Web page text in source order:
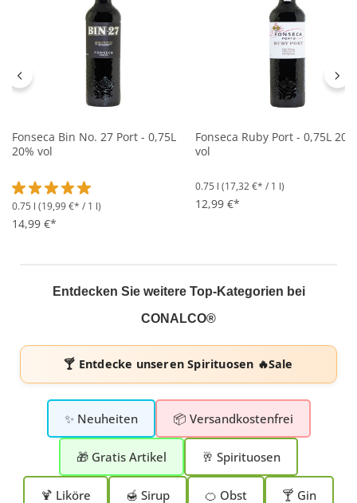
Fonseca Bin No. 27 Port - 0,75L
20% vol
Durchschnittliche Bewertung von 5 von 5 Sternen
0.75 l (19,99 €* / 1 l)
14,99 €*
Fonseca Ruby Port - 0,75L 20%
vol
0.75 l (17,32 €* / 1 l)
12,99 €*
Entdecken Sie weitere Top-Kategorien bei
CONALCO®
🍸 Entdecke unserenSpirituosen 🔥Sale
✨ Neuheiten 📦 Versandkostenfrei
🎁 Gratis Artikel 🥂 Spirituosen
🍹 Liköre 🍯 Sirup 🍊 Obst 🍸 Gin